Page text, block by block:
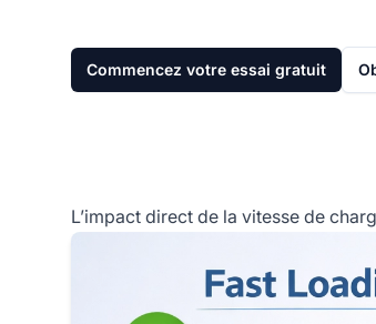
Commencez votre essai gratuit
L’impact direct de la vitesse de